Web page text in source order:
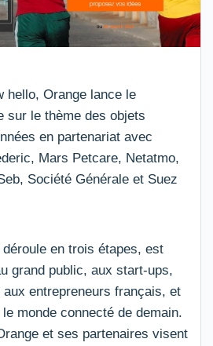
hello, Orange lance le
sur le thème des objets
en partenariat avec
Mars Petcare, Netatmo,
Société Générale et Suez
en trois étapes, est
grand public, aux start-ups,
entrepreneurs français, et
monde connecté de demain.
et ses partenaires visent